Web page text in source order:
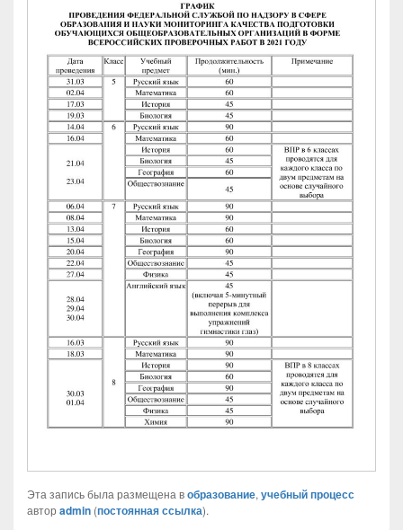
Эта запись была размещена вобразование, учебный процесс
автор admin (постоянная ссылка).